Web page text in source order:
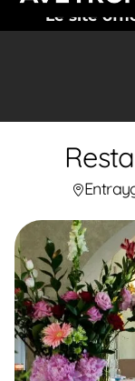
Le site